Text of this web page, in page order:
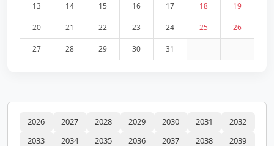
13 14 15 16 17 18 19
20 21 22 23 24 25 26
27 28 29 30 31
2026 2027 2028 2029 2030 2031
2032
2033
2034 2035 2036 2037 2038
2039